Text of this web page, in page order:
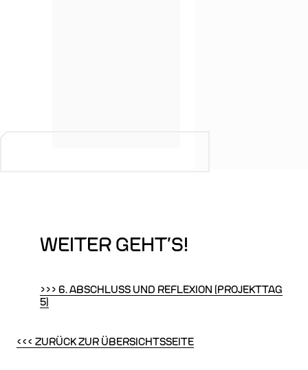
WEITER GEHT’S!
>>> 6. ABSCHLUSS UND REFLEXION (PROJEKTTAG
5)
<<< ZURÜCK ZUR ÜBERSICHTSSEITE